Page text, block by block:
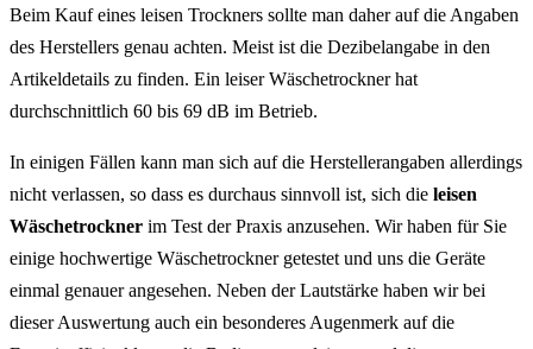
Beim Kauf eines leisen Trockners sollte man daher auf die Angaben
des Herstellers genau achten. Meist ist die Dezibelangabe in den
Artikeldetails zu finden. Ein leiser Wäschetrockner hat
durchschnittlich 60 bis 69 dB im Betrieb.
In einigen Fällen kann man sich auf die Herstellerangaben allerdings
nicht verlassen, so dass es durchaus sinnvoll ist, sich die leisen
Wäschetrockner im Test der Praxis anzusehen. Wir haben für Sie
einige hochwertige Wäschetrockner getestet und uns die Geräte
einmal genauer angesehen. Neben der Lautstärke haben wir bei
dieser Auswertung auch ein besonderes Augenmerk auf die